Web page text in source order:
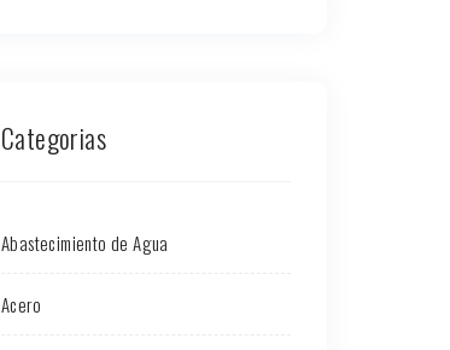
Categorias
Abastecimiento de Agua
Acero